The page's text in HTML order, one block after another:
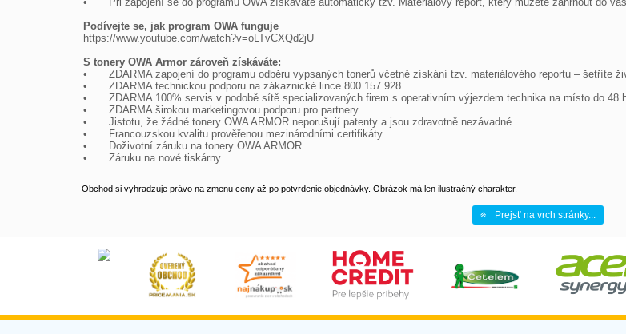
Podívejte se, jak program OWA funguje
https://www.youtube.com/watch?v=oLTvCXQd2jU
S tonery OWA Armor zároveň získáváte:
•	ZDARMA zapojení do programu odběru vypsaných tonerů včetně získání tzv. materiálového reportu – šetříte životní prostředí.
•	ZDARMA technickou podporu na zákaznické lince 800 157 928.
•	ZDARMA 100% servis v podobě sítě specializovaných firem s operativním výjezdem technika na místo do 48 hodin.
•	ZDARMA širokou marketingovou podporu pro partnery
•	Jistotu, že žádné tonery OWA ARMOR neporušují patenty a jsou zdravotně nezávadné.
•	Francouzskou kvalitu prověřenou mezinárodními certifikáty.
•	Doživotní záruku na tonery OWA ARMOR.
•	Záruku na nové tiskárny.
Obchod si vyhradzuje právo na zmenu ceny až po potvrdenie objednávky. Obrázok má len ilustračný charakter.
Prejsť na vrch stránky...